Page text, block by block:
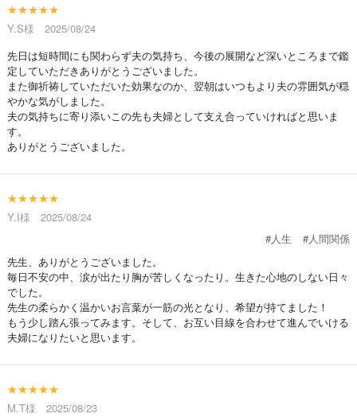
★★★★★
Y.S様 2025/08/24
先日は短時間にも関わらず夫の気持ち、今後の展開など深いところまで鑑
定していただきありがとうございました。
また御祈祷していただいた効果なのか、翌朝はいつもより夫の雰囲気が穏
やかな気がしました。
夫の気持ちに寄り添いこの先も夫婦として支え合っていければと思いま
す。
ありがとうございました。
★★★★★
Y.I様 2025/08/24
#人生
#人間関係
先生、ありがとうございました。
毎日不安の中、涙が出たり胸が苦しくなったり。生きた心地のしない日々
でした。
先生の柔らかく温かいお言葉が一筋の光となり、希望が持てました！
もう少し踏ん張ってみます。そして、お互い目線を合わせて進んでいける
夫婦になりたいと思います。
★★★★★
M.T様 2025/08/23